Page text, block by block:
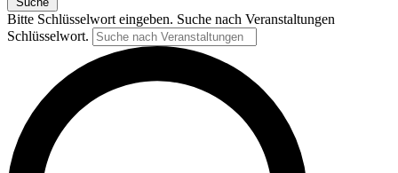
Bitte Schlüsselwort eingeben. Suche nach Veranstaltungen
Schlüsselwort.